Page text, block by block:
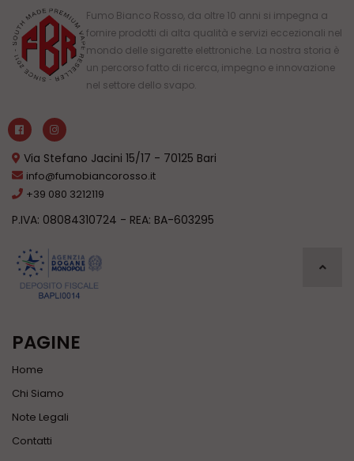
Fumo Bianco Rosso, da oltre 10 anni si impegna a
fornire prodotti di alta qualità e servizi eccezionali nel
mondo delle sigarette elettroniche. La nostra storia è
un percorso fatto di ricerca, impegno e innovazione
nel settore dello svapo.
Via Stefano Jacini 15/17 - 70125 Bari
info@fumobiancorosso.it
+39 080 3212119
P.IVA: 08084310724 - REA: BA-603295
PAGINE
Home
Chi Siamo
Note Legali
Contatti